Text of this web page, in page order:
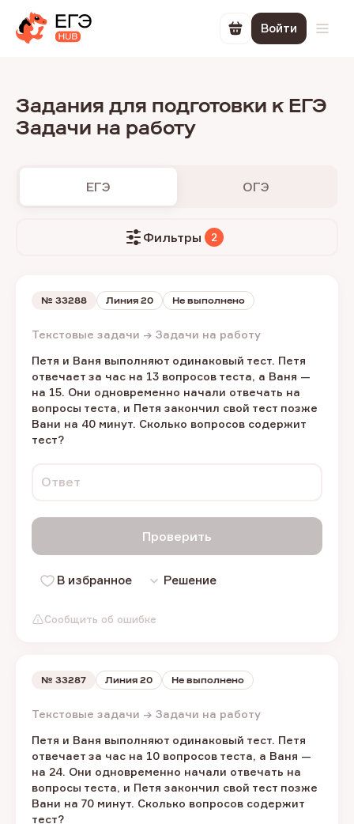
Перейти в
Войти
Задания для подготовки к ЕГЭ
Задачи на работу
ЕГЭ ОГЭ
Фильтры 2
№ 33288 Линия 20 Не выполнено
Сообщить об ошибке
Текстовые задачи → Задачи на работу
Петя и Ваня выполняют одинаковый тест. Петя
отвечает за час на 13 вопросов теста, а Ваня —
на 15. Они одновременно начали отвечать на
вопросы теста, и Петя закончил свой тест позже
Вани на 40 минут. Сколько вопросов содержит
тест?
Ответ
Проверить
В избранное Решение
№ 33287 Линия 20 Не выполнено
Текстовые задачи → Задачи на работу
Петя и Ваня выполняют одинаковый тест. Петя
отвечает за час на 10 вопросов теста, а Ваня —
на 24. Они одновременно начали отвечать на
вопросы теста, и Петя закончил свой тест позже
Вани на 70 минут. Сколько вопросов содержит
тест?